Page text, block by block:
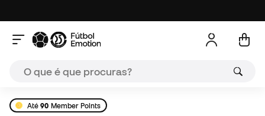
Até90 Member Points